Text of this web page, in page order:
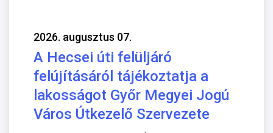
2026. augusztus 07.
A Hecsei úti felüljáró
felújításáról tájékoztatja a
lakosságot Győr Megyei Jogú
Város Útkezelő Szervezete